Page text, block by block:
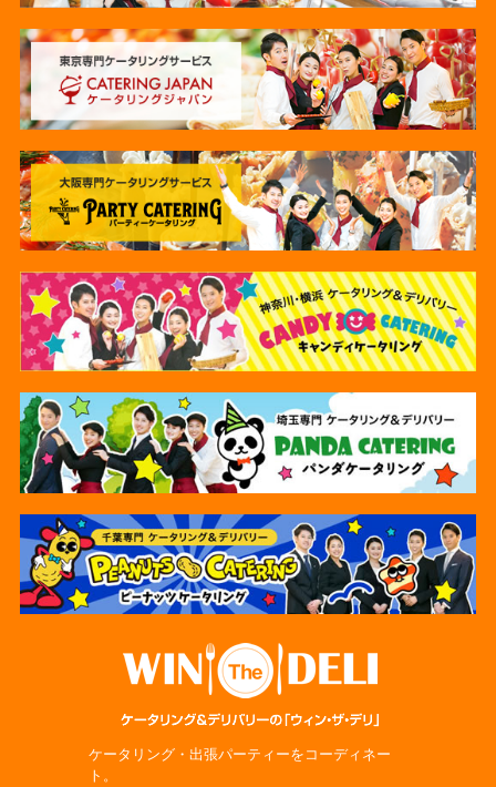
ケータリング・出張パーティーをコーディネー
ト。